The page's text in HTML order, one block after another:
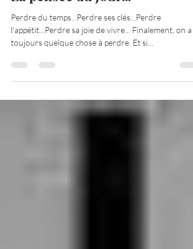
La pensée du jour...
Perdre du temps...Perdre ses clés...Perdre
toujours quelque chose à perdre. Et si...